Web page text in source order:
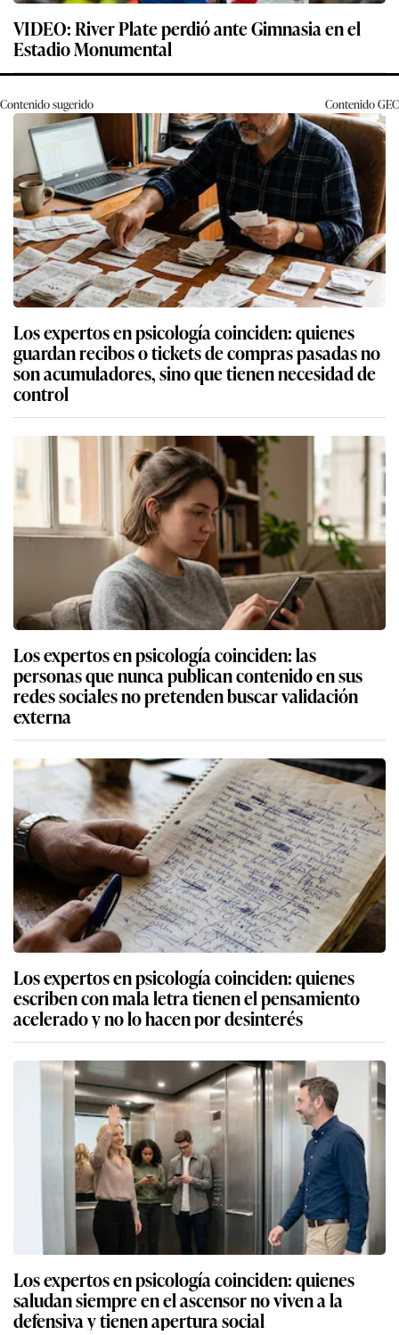
VIDEO: River Plate perdió ante Gimnasia en el
Estadio Monumental
Contenido sugerido ContenidoGEC
Los expertos en psicología coinciden: quienes
guardan recibos o tickets de compras pasadas no
son acumuladores, sino que tienen necesidad de
control
Los expertos en psicología coinciden: las
personas que nunca publican contenido en sus
redes sociales no pretenden buscar validación
externa
Los expertos en psicología coinciden: quienes
escriben con mala letra tienen el pensamiento
acelerado y no lo hacen por desinterés
Los expertos en psicología coinciden: quienes
saludan siempre en el ascensor no viven a la
defensiva y tienen apertura social